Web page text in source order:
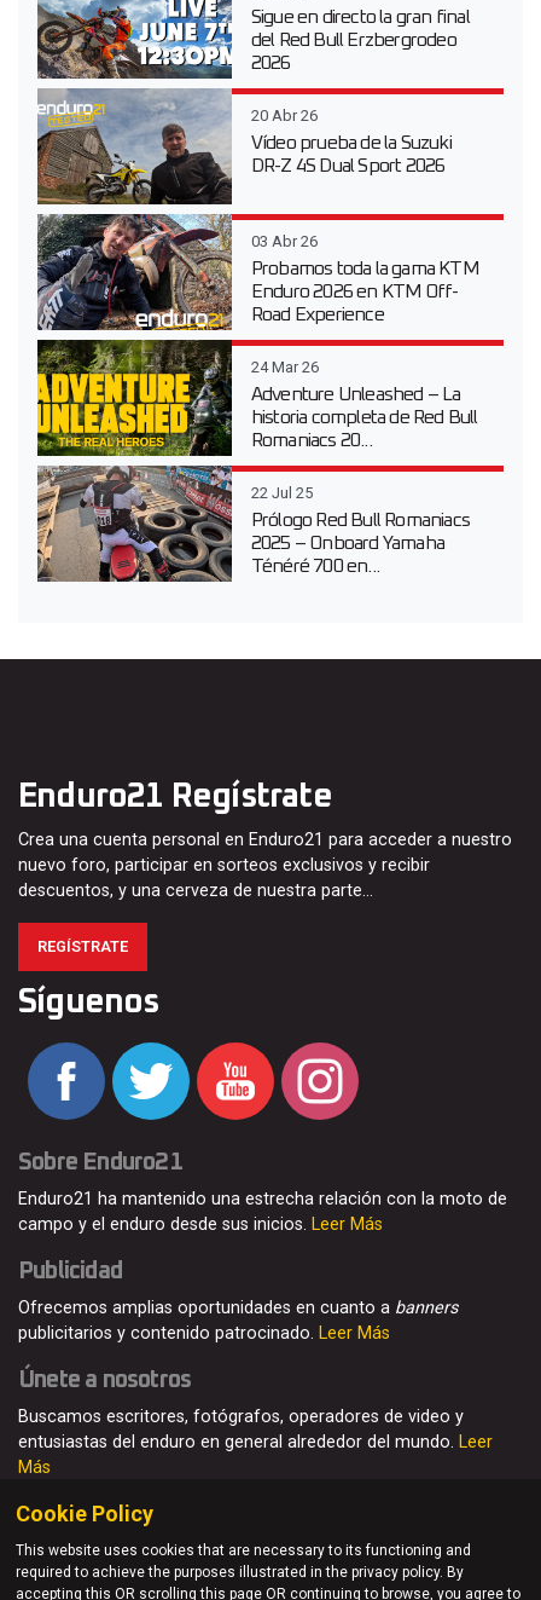
Sigue en directo la gran final
del Red Bull Erzbergrodeo
2026
20 Abr 26
Vídeo prueba de la Suzuki
DR-Z 4S Dual Sport 2026
03 Abr 26
Probamos toda la gama KTM
Enduro 2026 en KTM Off-
Road Experience
24 Mar 26
Adventure Unleashed – La
historia completa de Red Bull
Romaniacs 20...
22 Jul 25
Prólogo Red Bull Romaniacs
2025 – Onboard Yamaha
Ténéré 700 en...
Enduro21 Regístrate
Crea una cuenta personal en Enduro21 para acceder a nuestro
nuevo foro, participar en sorteos exclusivos y recibir
descuentos, y una cerveza de nuestra parte…
REGÍSTRATE
Síguenos
Sobre Enduro21
Enduro21 ha mantenido una estrecha relación con la moto de
campo y el enduro desde sus inicios. Leer Más
Publicidad
Ofrecemos amplias oportunidades en cuanto a banners
publicitarios y contenido patrocinado. Leer Más
Únete a nosotros
Buscamos escritores, fotógrafos, operadores de video y
entusiastas del enduro en general alrededor del mundo. Leer
Más
© Enduro21 / Future7Media Limited. Todos los derechos
Cookie Policy
This website uses cookies that are necessary to its functioning and
required to achieve the purposes illustrated in the privacy policy. By
accepting this OR scrolling this page OR continuing to browse, you agree to